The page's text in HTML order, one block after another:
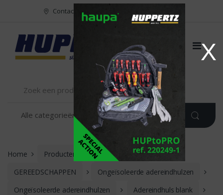
X
Contact
Home Producten
INSTALLATIE
GEREEDSCHAPPEN
Ongeïsoleerde adereindhulzen
Ongeïsoleerde adereindhulzen
Adereindhuls blank